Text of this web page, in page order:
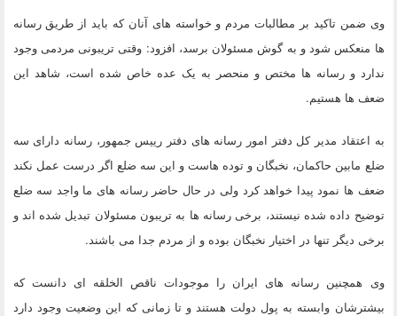
وی ضمن تاکید بر مطالبات مردم و خواسته های آنان که باید از طریق رسانه
ها منعکس شود و به گوش مسئولان برسد، افزود: وقتی تریبونی مردمی وجود
ندارد و رسانه ها مختص و منحصر به یک عده خاص شده است، شاهد این
ضعف ها هستیم.
به اعتقاد مدیر کل دفتر امور رسانه های دفتر رییس جمهور، رسانه دارای سه
ضلع مابین حاکمان، نخبگان و توده هاست و این سه ضلع اگر درست عمل نکند
ضعف ها نمود پیدا خواهد کرد ولی در حال حاضر رسانه های ما واجد سه ضلع
توضیح داده شده نیستند، برخی رسانه ها به تریبون مسئولان تبدیل شده اند و
برخی دیگر تنها در اختیار نخبگان بوده و از مردم جدا می باشند.
وی همچنین رسانه های ایران را موجودات ناقص الخلقه ای دانست که
بیشترشان وابسته به پول دولت هستند و تا زمانی که این وضعیت وجود دارد